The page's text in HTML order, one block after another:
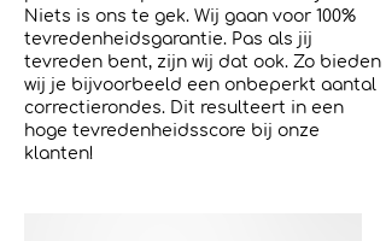
Niets is ons te gek. Wij gaan voor 100%
tevredenheidsgarantie. Pas als jij
tevreden bent, zijn wij dat ook. Zo bieden
wij je bijvoorbeeld een onbeperkt aantal
correctierondes. Dit resulteert in een
hoge tevredenheidsscore bij onze
klanten!